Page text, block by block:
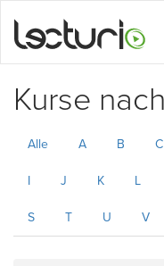
Kurse
Alle A B C
I J K L
S T U V